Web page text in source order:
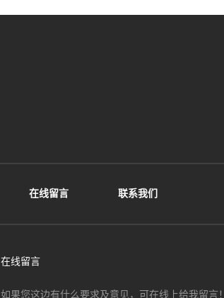
在线留言 联系我们
在线留言
如果您这边有什么要求及意见，可在线上给我留言！